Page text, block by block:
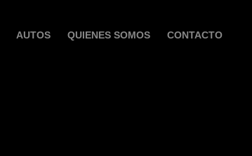
AUTOS QUIENES SOMOS CONTACTO